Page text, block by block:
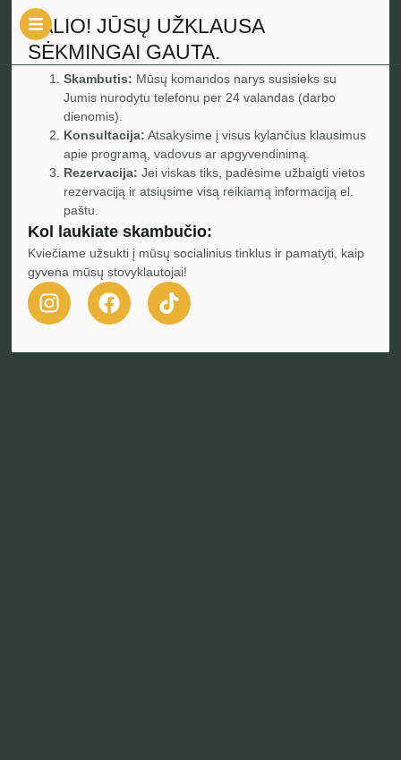
VALIO! JŪSŲ UŽKLAUSA
SĖKMINGAI GAUTA.
Skambutis: Mūsų komandos narys susisieks su
Jumis nurodytu telefonu per 24 valandas (darbo
dienomis).
Konsultacija: Atsakysime į visus kylančius klausimus
apie programą, vadovus ar apgyvendinimą.
Rezervacija: Jei viskas tiks, padėsime užbaigti vietos
rezervaciją ir atsiųsime visą reikiamą informaciją el.
paštu.
Kol laukiate skambučio:
Kviečiame užsukti į mūsų socialinius tinklus ir pamatyti, kaip
gyvena mūsų stovyklautojai!